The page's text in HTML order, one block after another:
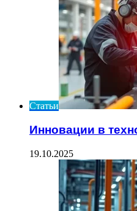
Статьи
Инновации в
19.10.2025